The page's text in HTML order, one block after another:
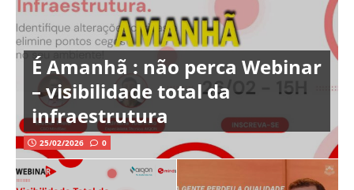
É Amanhã : não perca Webinar
– visibilidade total da
infraestrutura
25/02/2026 0